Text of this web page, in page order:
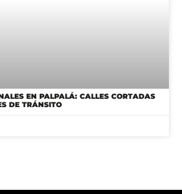
EN PALPALÁ: CALLES CORTADAS
DE TRÁNSITO